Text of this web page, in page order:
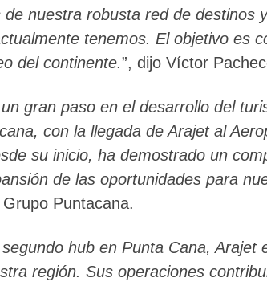
nuestra robusta red de destinos
tenemos. El objetivo es
del continente.”, dijo Víctor
gran paso en el desarrollo del
con la llegada de Arajet al
su inicio, ha demostrado un
de las oportunidades para
Puntacana.
hub en Punta Cana, Arajet
región. Sus operaciones